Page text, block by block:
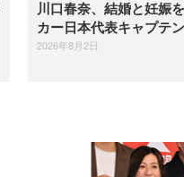
川口春奈、結婚と妊娠
カー日本代表キャプテ
2026年8月2日